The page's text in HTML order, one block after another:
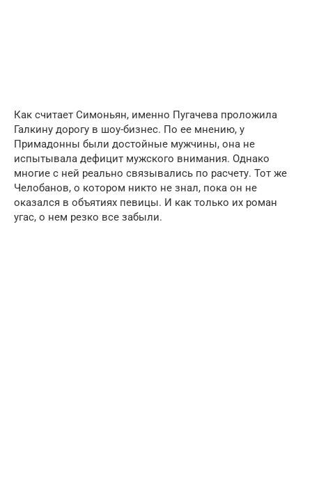
Как считает Симоньян, именно Пугачева проложила
Галкину дорогу в шоу-бизнес. По ее мнению, у
Примадонны были достойные мужчины, она не
испытывала дефицит мужского внимания. Однако
многие с ней реально связывались по расчету. Тот же
Челобанов, о котором никто не знал, пока он не
оказался в объятиях певицы. И как только их роман
угас, о нем резко все забыли.